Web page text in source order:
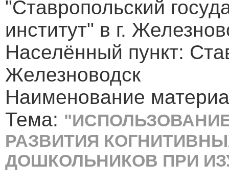
"Ставропольский
институт" в г.
Населённый пункт:
Железноводск
Наименование
Тема:
РАЗВИТИЯ
ДОШКОЛЬНИКОВ ПРИ